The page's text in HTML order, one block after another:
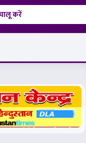
करें